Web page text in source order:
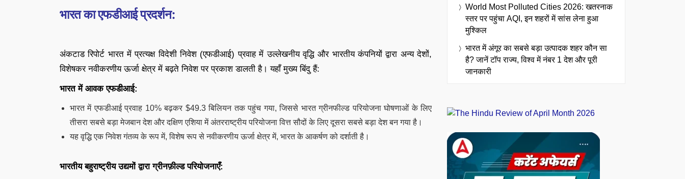
भारत का एफडीआई प्रदर्शन:
अंकटाड रिपोर्ट भारत में प्रत्यक्ष विदेशी निवेश (एफडीआई) प्रवाह में उल्लेखनीय वृद्धि और भारतीय कंपनियों द्वारा अन्य देशों,
विशेषकर नवीकरणीय ऊर्जा क्षेत्र में बढ़ते निवेश पर प्रकाश डालती है। यहाँ मुख्य बिंदु हैं:
भारत में आवक एफडीआई:
भारत में एफडीआई प्रवाह 10% बढ़कर $49.3 बिलियन तक पहुंच गया, जिससे भारत ग्रीनफील्ड परियोजना घोषणाओं के लिए
तीसरा सबसे बड़ा मेजबान देश और दक्षिण एशिया में अंतरराष्ट्रीय परियोजना वित्त सौदों के लिए दूसरा सबसे बड़ा देश बन गया है।
यह वृद्धि एक निवेश गंतव्य के रूप में, विशेष रूप से नवीकरणीय ऊर्जा क्षेत्र में, भारत के आकर्षण को दर्शाती है।
भारतीय बहुराष्ट्रीय उद्यमों द्वारा ग्रीनफ़ील्ड परियोजनाएँ:
World Most Polluted Cities 2026: खतरनाक
स्तर पर पहुंचा AQI, इन शहरों में सांस लेना हुआ
मुश्किल
भारत में अंगूर का सबसे बड़ा उत्पादक शहर कौन सा
है? जानें टॉप राज्य, विश्व में नंबर 1 देश और पूरी
जानकारी